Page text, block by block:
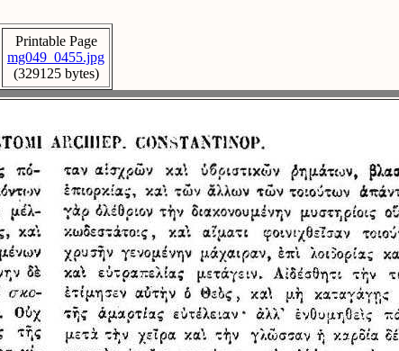
Printable Page
mg049_0455.jpg
(329125 bytes)